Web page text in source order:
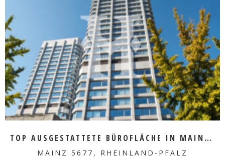
MEHR ERFAHREN
TOP AUSGESTATTETE BÜROFLÄCHE IN MAINZ ZU VERMIETEN
MAINZ 5677, RHEINLAND-PFALZ